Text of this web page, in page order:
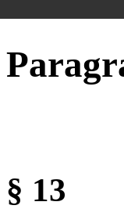
§ 13